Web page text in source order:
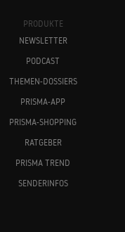
PRODUKTE
NEWSLETTER
PODCAST
THEMEN-DOSSIERS
PRISMA-APP
PRISMA-SHOPPING
RATGEBER
PRISMA TREND
SENDERINFOS